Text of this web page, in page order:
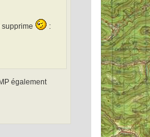
:
également